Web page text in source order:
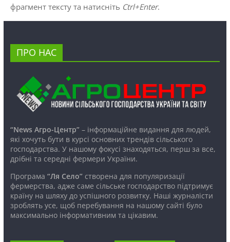
фрагмент тексту та натисніть Ctrl+Enter.
ПРО НАС
“News Агро-Центр”– інформаційне видання для людей,
які хочуть бути в курсі основних трендів сільського
господарства. У нашому фокусі знаходяться, перш за все,
дрібні та середні фермери України.
Програма “Ля Село”створена для популяризації
фермерства, адже саме сільське господарство підтримує
країну на шляху до успішного розвитку. Наші журналісти
зроблять усе, щоб перебування на нашому сайті було
максимально інформативним та цікавим.